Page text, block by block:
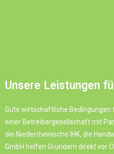
Unsere Leistungen
Gute wirtschaftliche Bedingungen
einer Betreibergesellschaft mit
die Niederrheinische IHK, die
GmbH helfen Gründern direkt vor